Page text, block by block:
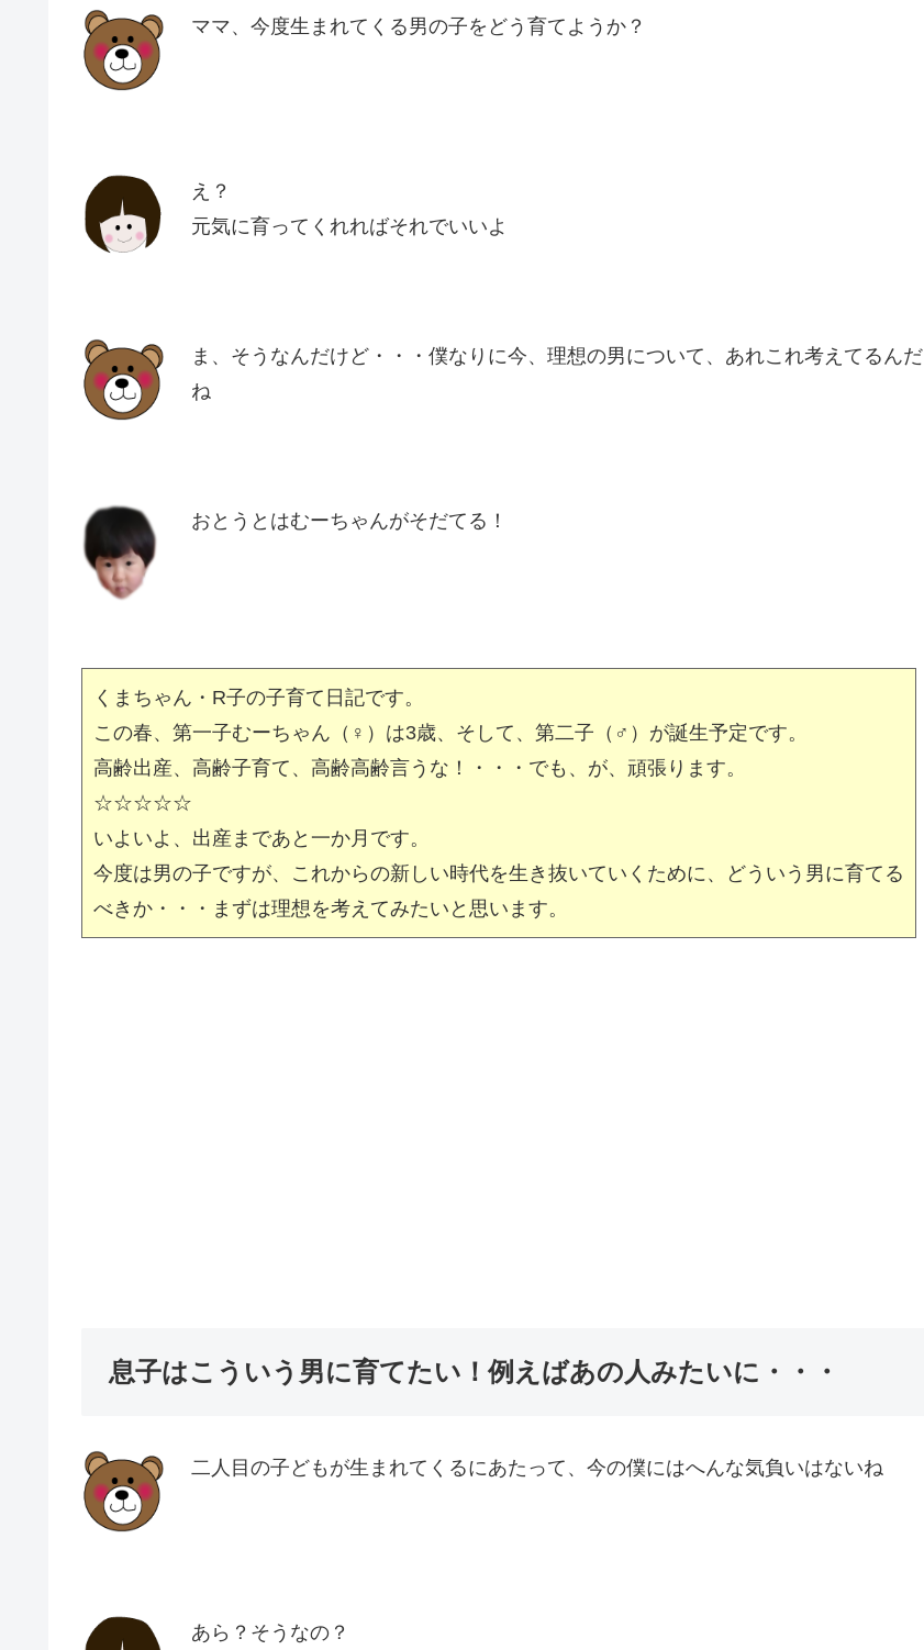
ママ、今度生まれてくる男の子をどう育てようか？
え？
元気に育ってくれればそれでいいよ
ま、そうなんだけど・・・僕なりに今、理想の男について、あれこれ考えてるんだ
ね
おとうとはむーちゃんがそだてる！
くまちゃん・R子の子育て日記です。
この春、第一子むーちゃん（♀）は3歳、そして、第二子（♂）が誕生予定です。
高齢出産、高齢子育て、高齢高齢言うな！・・・でも、が、頑張ります。
☆☆☆☆☆
いよいよ、出産まであと一か月です。
今度は男の子ですが、これからの新しい時代を生き抜いていくために、どういう男に育てる
べきか・・・まずは理想を考えてみたいと思います。
息子はこういう男に育てたい！例えばあの人みたいに・・・
二人目の子どもが生まれてくるにあたって、今の僕にはへんな気負いはないね
あら？そうなの？